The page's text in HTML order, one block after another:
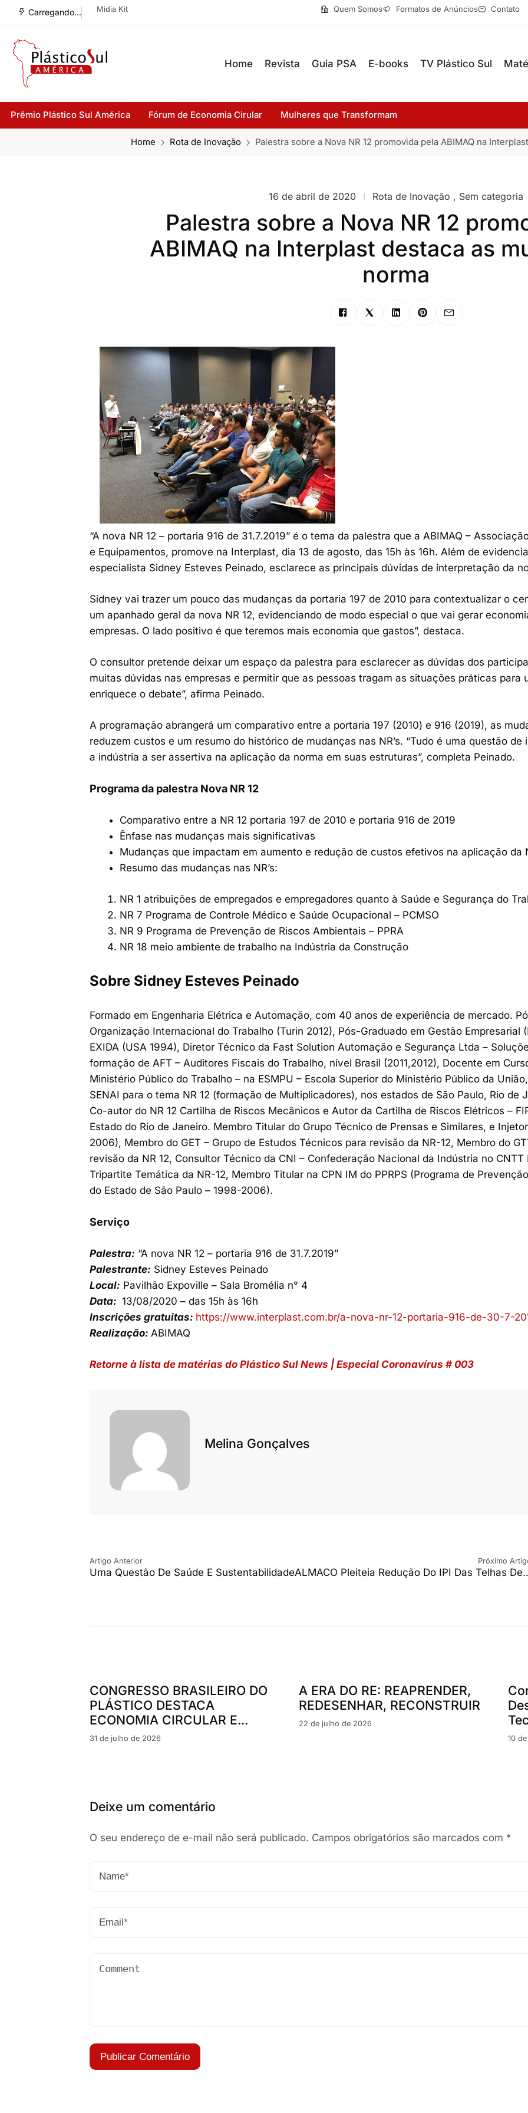
Carregando... Midia Kit Quem Somos Formatos de Anúncios Contato
Home Revista Guia PSA E-books TV Plástico Sul
Prêmio Plástico Sul América Fórum de Economia Cirular Mulheres que Transformam
Home Rota de Inovação Palestra sobre a Nova NR 12 promovida pela ABIMAQ na
16 de abril de 2020 Rota de Inovação , Sem categoria
Palestra sobre a Nova NR 12
ABIMAQ na Interplast destaca as
norma
“A nova NR 12 – portaria 916 de 31.7.2019” é o tema da palestra que a ABIMAQ –
e Equipamentos, promove na Interplast, dia 13 de agosto, das 15h às 16h. Além de
especialista Sidney Esteves Peinado, esclarece as principais dúvidas de interpretação da
Sidney vai trazer um pouco das mudanças da portaria 197 de 2010 para contextualizar o
um apanhado geral da nova NR 12, evidenciando de modo especial o que vai gerar
empresas. O lado positivo é que teremos mais economia que gastos”, destaca.
O consultor pretende deixar um espaço da palestra para esclarecer as dúvidas dos
muitas dúvidas nas empresas e permitir que as pessoas tragam as situações práticas para
enriquece o debate”, afirma Peinado.
A programação abrangerá um comparativo entre a portaria 197 (2010) e 916 (2019), as
reduzem custos e um resumo do histórico de mudanças nas NR’s. “Tudo é uma questão
a indústria a ser assertiva na aplicação da norma em suas estruturas”, completa Peinado.
Programa da palestra Nova NR 12
Comparativo entre a NR 12 portaria 197 de 2010 e portaria 916 de 2019
Ênfase nas mudanças mais significativas
Mudanças que impactam em aumento e redução de custos efetivos na aplicação da
Resumo das mudanças nas NR’s:
NR 1 atribuições de empregados e empregadores quanto à Saúde e Segurança do
NR 7 Programa de Controle Médico e Saúde Ocupacional – PCMSO
NR 9 Programa de Prevenção de Riscos Ambientais – PPRA
NR 18 meio ambiente de trabalho na Indústria da Construção
Sobre Sidney Esteves Peinado
Formado em Engenharia Elétrica e Automação, com 40 anos de experiência de mercado.
Organização Internacional do Trabalho (Turin 2012), Pós-Graduado em Gestão Empresarial
EXIDA (USA 1994), Diretor Técnico da Fast Solution Automação e Segurança Ltda –
formação de AFT – Auditores Fiscais do Trabalho, nível Brasil (2011,2012), Docente em
Ministério Público do Trabalho – na ESMPU – Escola Superior do Ministério Público da
SENAI para o tema NR 12 (formação de Multiplicadores), nos estados de São Paulo, Rio de
Co-autor do NR 12 Cartilha de Riscos Mecânicos e Autor da Cartilha de Riscos Elétricos –
Estado do Rio de Janeiro. Membro Titular do Grupo Técnico de Prensas e Similares, e
2006), Membro do GET – Grupo de Estudos Técnicos para revisão da NR-12, Membro do
revisão da NR 12, Consultor Técnico da CNI – Confederação Nacional da Indústria no
Tripartite Temática da NR-12, Membro Titular na CPN IM do PPRPS (Programa de
do Estado de São Paulo – 1998-2006).
Serviço
Palestra: “A nova NR 12 – portaria 916 de 31.7.2019”
Palestrante: Sidney Esteves Peinado
Local: Pavilhão Expoville – Sala Bromélia n° 4
Data: 13/08/2020 – das 15h às 16h
Inscrições gratuitas: https://www.interplast.com.br/a-nova-nr-12-portaria-916-de-30-7-
Realização: ABIMAQ
Retorne à lista de matérias do Plástico Sul News | Especial Coronavírus # 003
Melina Gonçalves
Artigo Anterior
Uma Questão De Saúde E Sustentabilidade
Próximo
ALMACO Pleiteia Redução Do IPI Das Telhas
CONGRESSO BRASILEIRO DO
PLÁSTICO DESTACA
ECONOMIA CIRCULAR E...
31 de julho de 2026
A ERA DO RE: REAPRENDER,
REDESENHAR, RECONSTRUIR
22 de julho de 2026
10
Deixe um comentário
O seu endereço de e-mail não será publicado. Campos obrigatórios são marcados com *